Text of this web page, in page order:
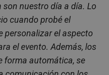
nuestro día a día. Lo
cuando probé el
personalizar el aspecto
el evento. Además, los
forma automática, se